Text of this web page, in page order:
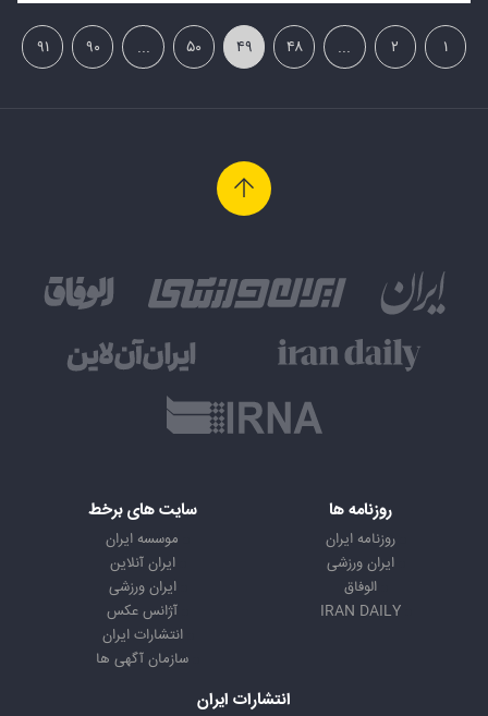
۱ ۲ ... ۴۸ ۴۹ ۵۰ ... ۹۰ ۹۱
روزنامه ها
روزنامه ایران
ایران ورزشی
الوفاق
IRAN DAILY
سایت های برخط
موسسه ایران
ایران آنلاین
ایران ورزشی
آژانس عکس
انتشارات ایران
سازمان آگهی ها
انتشارات ایران